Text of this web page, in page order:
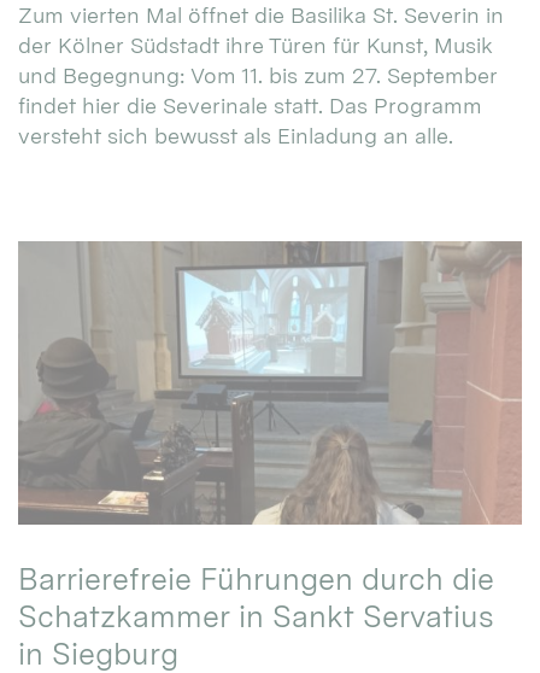
Zum vierten Mal öffnet die Basilika St. Severin in
der Kölner Südstadt ihre Türen für Kunst, Musik
und Begegnung: Vom 11. bis zum 27. September
findet hier die Severinale statt. Das Programm
versteht sich bewusst als Einladung an alle.
Barrierefreie Führungen durch die
Schatzkammer in Sankt Servatius
in Siegburg